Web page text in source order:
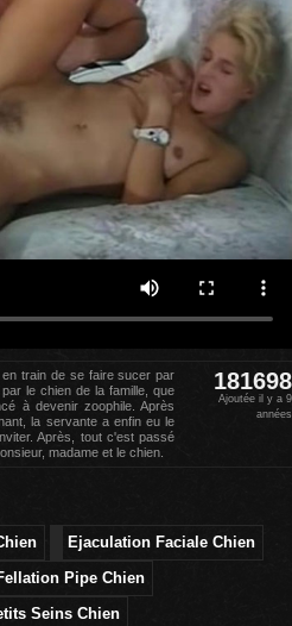
train de se faire sucer par
le chien de la famille, que
à devenir zoophile. Après
la servante a enfin eu le
Après, tout c'est passé
madame et le chien.
181698
Ajoutée il y a 9
années
Ejaculation Faciale Chien
Pipe Chien
Seins Chien